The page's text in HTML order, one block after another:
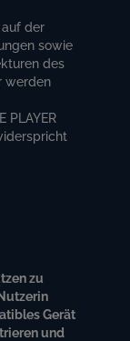
der
sowie
des
werden
PLAYER
zu
Gerät
und